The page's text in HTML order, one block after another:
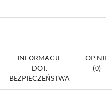
INFORMACJE
DOT.
BEZPIECZEŃSTWA
OPINIE
(0)